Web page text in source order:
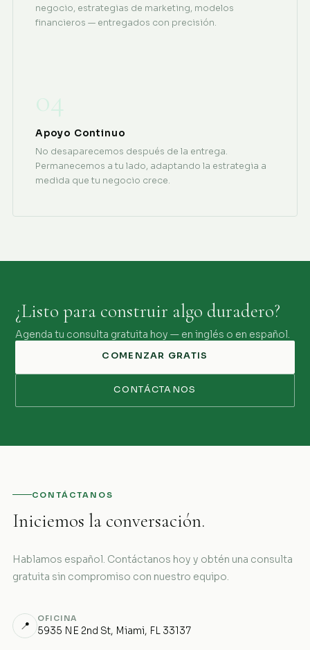
negocio, estrategias de marketing, modelos
financieros — entregados con precisión.
04
Apoyo Continuo
No desaparecemos después de la entrega.
Permanecemos a tu lado, adaptando la estrategia a
medida que tu negocio crece.
¿Listo para construir algo duradero?
Agenda tu consulta gratuita hoy — en inglés o en español.
COMENZAR GRATIS
CONTÁCTANOS
CONTÁCTANOS
Iniciemos la conversación.
Hablamos español. Contáctanos hoy y obtén una consulta
gratuita sin compromiso con nuestro equipo.
📍
OFICINA
5935 NE 2nd St, Miami, FL 33137